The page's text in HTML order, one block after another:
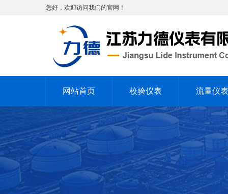
您好，欢迎访问我们的官网！
网站首页 校验仪表 流量仪表